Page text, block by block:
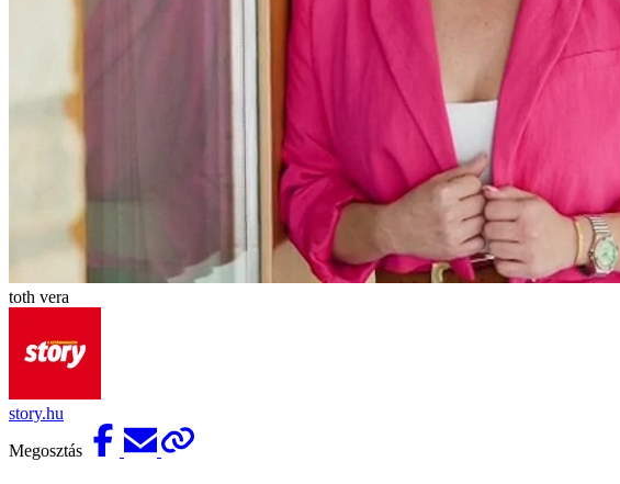
toth vera
story.hu
Megosztás